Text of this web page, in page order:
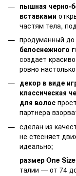
пышная черно-
вставками
частям тела,
продуманный
белоснежного
создает
ровно
декор в виде
классическая
для волос
партнера
сделан из
не стесняет
идеально;
размер One
талии — от 74